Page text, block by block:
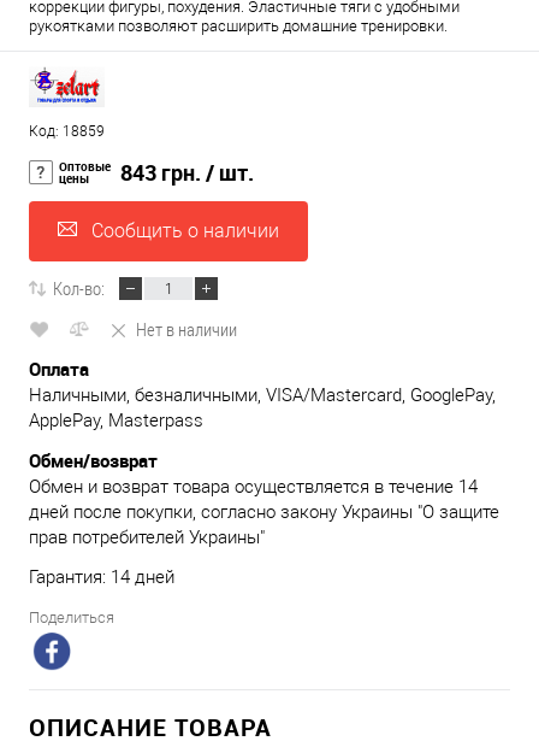
коррекции фигуры, похудения. Эластичные тяги с удобными
рукоятками позволяют расширить домашние тренировки.
Код: 18859
Оптовые
цены 843 грн. / шт.
Сообщить о наличии
Кол-во:
Нет в наличии
Оплата
Наличными, безналичными, VISA/Mastercard, GooglePay,
ApplePay, Masterpass
Обмен/возврат
Обмен и возврат товара осуществляется в течение 14
дней после покупки, согласно закону Украины "О защите
прав потребителей Украины"
Гарантия: 14 дней
Поделиться
ОПИСАНИЕ ТОВАРА